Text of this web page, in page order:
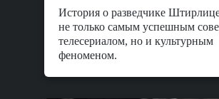
История о разведчике
не только самым успешным
телесериалом, но и культурным
феноменом.